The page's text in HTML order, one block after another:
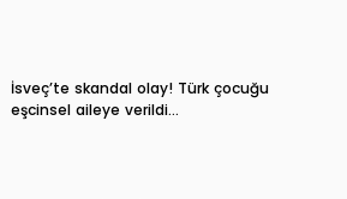
İsveç’te skandal olay! Türk çocuğu
eşcinsel aileye verildi…